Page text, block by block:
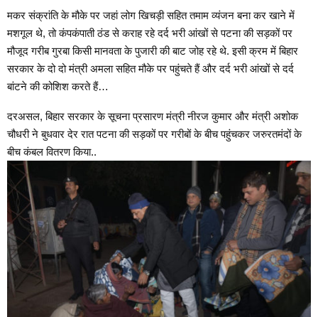
मकर संक्रांति के मौके पर जहां लोग खिचड़ी सहित तमाम व्यंजन बना कर खाने में
मशगूल थे, तो कंपकंपाती ठंड से कराह रहे दर्द भरी आंखों से पटना की सड़कों पर
मौजूद गरीब गुरबा किसी मानवता के पुजारी की बाट जोह रहे थे. इसी क्रम में बिहार
सरकार के दो दो मंत्री अमला सहित मौके पर पहुंचते हैं और दर्द भरी आंखों से दर्द
बांटने की कोशिश करते हैं…
दरअसल, बिहार सरकार के सूचना प्रसारण मंत्री नीरज कुमार और मंत्री अशोक
चौधरी ने बुधवार देर रात पटना की सड़कों पर गरीबों के बीच पहुंचकर जरुरतमंदों के
बीच कंबल वितरण किया..